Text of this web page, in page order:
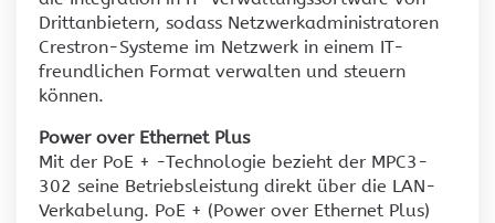
Drittanbietern, sodass Netzwerkadministratoren
Crestron-Systeme im Netzwerk in einem IT-
freundlichen Format verwalten und steuern
können.
Power over Ethernet Plus
Mit der PoE + -Technologie bezieht der MPC3-
302 seine Betriebsleistung direkt über die LAN-
Verkabelung. PoE + (Power over Ethernet Plus)